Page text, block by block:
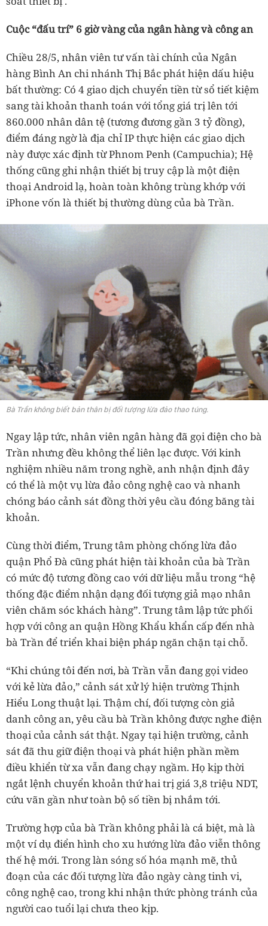
Cuộc “đấu trí” 6 giờ vàng của ngân hàng và công an
Chiều 28/5, nhân viên tư vấn tài chính của Ngân
hàng Bình An chi nhánh Thị Bắc phát hiện dấu hiệu
bất thường: Có 4 giao dịch chuyển tiền từ sổ tiết kiệm
sang tài khoản thanh toán với tổng giá trị lên tới
860.000 nhân dân tệ (tương đương gần 3 tỷ đồng),
điểm đáng ngờ là địa chỉ IP thực hiện các giao dịch
này được xác định từ Phnom Penh (Campuchia); Hệ
thống cũng ghi nhận thiết bị truy cập là một điện
thoại Android lạ, hoàn toàn không trùng khớp với
iPhone vốn là thiết bị thường dùng của bà Trần.
Bà Trần không biết bản thân bị đối tượng lừa đảo thao túng.
Ngay lập tức, nhân viên ngân hàng đã gọi điện cho bà
Trần nhưng đều không thể liên lạc được. Với kinh
nghiệm nhiều năm trong nghề, anh nhận định đây
có thể là một vụ lừa đảo công nghệ cao và nhanh
chóng báo cảnh sát đồng thời yêu cầu đóng băng tài
khoản.
Cùng thời điểm, Trung tâm phòng chống lừa đảo
quận Phổ Đà cũng phát hiện tài khoản của bà Trần
có mức độ tương đồng cao với dữ liệu mẫu trong “hệ
thống đặc điểm nhận dạng đối tượng giả mạo nhân
viên chăm sóc khách hàng”. Trung tâm lập tức phối
hợp với công an quận Hồng Khẩu khẩn cấp đến nhà
bà Trần để triển khai biện pháp ngăn chặn tại chỗ.
“Khi chúng tôi đến nơi, bà Trần vẫn đang gọi video
với kẻ lừa đảo,” cảnh sát xử lý hiện trường Thịnh
Hiểu Long thuật lại. Thậm chí, đối tượng còn giả
danh công an, yêu cầu bà Trần không được nghe điện
thoại của cảnh sát thật. Ngay tại hiện trường, cảnh
sát đã thu giữ điện thoại và phát hiện phần mềm
điều khiển từ xa vẫn đang chạy ngầm. Họ kịp thời
ngắt lệnh chuyển khoản thứ hai trị giá 3,8 triệu NDT,
cứu vãn gần như toàn bộ số tiền bị nhắm tới.
Trường hợp của bà Trần không phải là cá biệt, mà là
một ví dụ điển hình cho xu hướng lừa đảo viễn thông
thế hệ mới. Trong làn sóng số hóa mạnh mẽ, thủ
đoạn của các đối tượng lừa đảo ngày càng tinh vi,
công nghệ cao, trong khi nhận thức phòng tránh của
người cao tuổi lại chưa theo kịp.